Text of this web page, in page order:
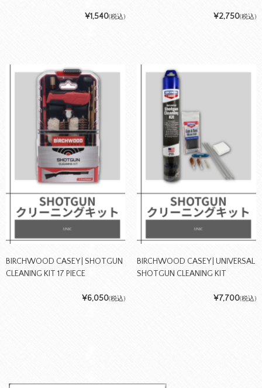
¥1,540(税込) ¥2,750(税込)
BIRCHWOOD CASEY | SHOTGUN
CLEANING KIT 17 PIECE
¥6,050(税込)
BIRCHWOOD CASEY | UNIVERSAL
SHOTGUN CLEANING KIT
¥7,700(税込)